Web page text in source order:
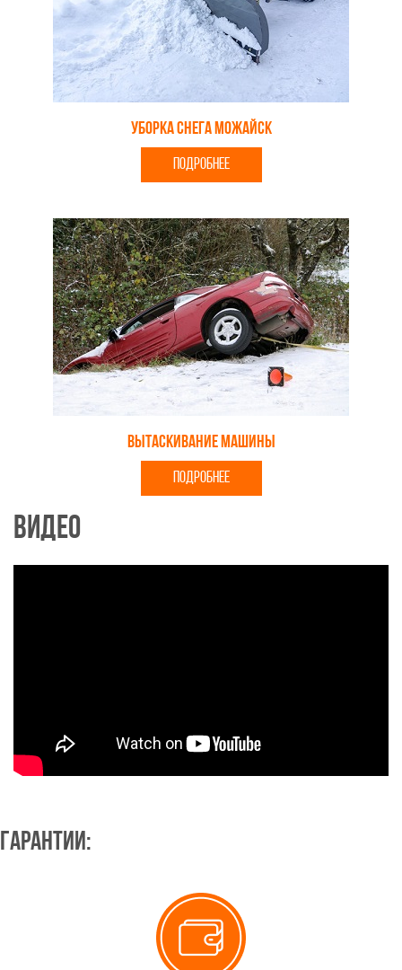
уборка снега можайск
ПОДРОБНЕЕ
Вытаскивание машины
ПОДРОБНЕЕ
Видео
Гарантии: